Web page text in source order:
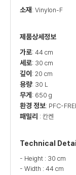
소재 : Vinylon-F
제품상세정보
가로: 44 cm
세로: 30 cm
깊이 : 20 cm
용량: 30 L
무게 : 650 g
환경 정보: PFC-
패밀리 : 칸켄
Technical
- Height : 30 cm
- Width : 44 cm